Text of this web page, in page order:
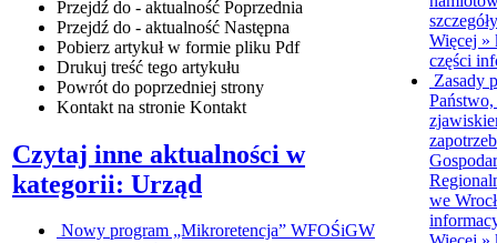
Przejdź do - aktualność Poprzednia
Przejdź do - aktualność Następna
Pobierz artykuł w formie pliku Pdf
Drukuj treść tego artykułu
Powrót do poprzedniej strony
Kontakt na stronie Kontakt
Czytaj inne aktualności w
kategorii: Urząd
Nowy program „Mikroretencja” WFOŚiGW
Więcej »
części
Zasady
we